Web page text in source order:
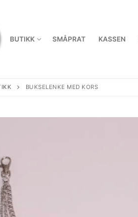
BUTIKK SMÅPRAT KASSEN
BUKSELENKE MED KORS